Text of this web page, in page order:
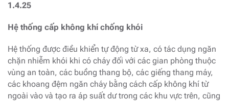
1.4.25
Hệ thống cấp không khí chống khói
Hệ thống được điều khiển tự động từ xa, có tác dụng ngăn
chặn nhiễm khói khi có cháy đối với các gian phòng thuộc
vùng an toàn, các buồng thang bộ, các giếng thang máy,
các khoang đệm ngăn cháy bằng cách cấp không khí từ
ngoài vào và tạo ra áp suất dư trong các khu vực trên, cũng